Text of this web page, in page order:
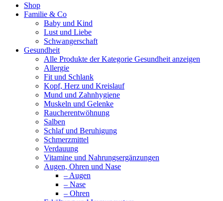
Shop
Familie & Co
Baby und Kind
Lust und Liebe
Schwangerschaft
Gesundheit
Alle Produkte der Kategorie Gesundheit anzeigen
Allergie
Fit und Schlank
Kopf, Herz und Kreislauf
Mund und Zahnhygiene
Muskeln und Gelenke
Raucherentwöhnung
Salben
Schlaf und Beruhigung
Schmerzmittel
Verdauung
Vitamine und Nahrungsergänzungen
Augen, Ohren und Nase
– Augen
– Nase
– Ohren